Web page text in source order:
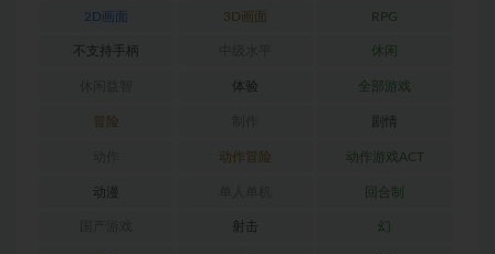
2D画面 3D画面 RPG
不支持手柄 休闲
体验 全部游戏
冒险 剧情
动作冒险 动作游戏ACT
动漫 回合制
射击 幻